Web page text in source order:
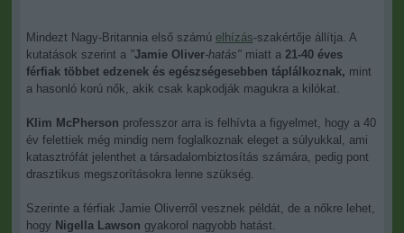
Mindezt Nagy-Britannia első számú elhízás-szakértője állítja. A
kutatások szerint a "Jamie Oliver-hatás" miatt a 21-40 éves
férfiak többet edzenek és egészségesebben táplálkoznak, mint
a hasonló korú nők, akik csak kapkodják magukra a kilókat.
Klim McPherson professzor arra is felhívta a figyelmet, hogy a 40
év felettiek még mindig nem foglalkoznak eleget a súlyukkal, ami
katasztrófát jelenthet a társadalombiztosítás számára, pedig pont
drasztikus megszorításokra lenne szükség.
Szerinte a férfiak Jamie Oliverről vesznek példát, de a nőkre lehet,
hogy Nigella Lawson gyakorol nagyobb hatást.